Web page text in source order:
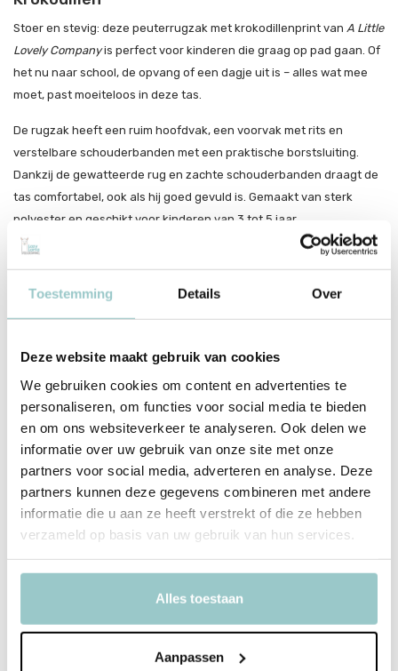
Toestemming Details Over
Deze website maakt gebruik van cookies
We gebruiken cookies om content en advertenties te
personaliseren, om functies voor social media te bieden
en om ons websiteverkeer te analyseren. Ook delen we
informatie over uw gebruik van onze site met onze
partners voor social media, adverteren en analyse. Deze
partners kunnen deze gegevens combineren met andere
informatie die u aan ze heeft verstrekt of die ze hebben
verzameld op basis van uw gebruik van hun services.
Alles toestaan
Aanpassen
Stoer en stevig: deze peuterrugzak met krokodillenprint van A Little
Lovely Companyis perfect voor kinderen die graag op pad gaan. Of
het nu naar school, de opvang of een dagje uit is – alles wat mee
moet, past moeiteloos in deze tas.
De rugzak heeft een ruim hoofdvak, een voorvak met rits en
verstelbare schouderbanden met een praktische borstsluiting.
Dankzij de gewatteerde rug en zachte schouderbanden draagt de
tas comfortabel, ook als hij goed gevuld is. Gemaakt van sterk
polyester en geschikt voor kinderen van 3 tot 5 jaar.
Praktisch met een stoere look
Comfortabel en stabiel dankzij borstbandje
Robuust ontwerp met opvallende krokodillenprint
Productspecificaties
SKU BPCRGR70
EAN 8719715002767
Merk A Little Lovely Company
Collectie Crocodiles